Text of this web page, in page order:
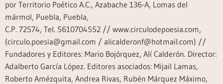
por Territorio Poético A.C., Azabache 136-A, Lomas del
mármol, Puebla, Puebla,
C.P. 72574, Tel. 5610704552 // www.circulodepoesia.com,
(circulo.poesia@gmail.com / alicalderonf@hotmail.com) //
Fundadores y Editores: Mario Bojórquez, Alí Calderón. Director:
Adalberto García López. Editores asociados: Mijail Lamas,
Roberto Amézquita, Andrea Rivas, Rubén Márquez Máximo,